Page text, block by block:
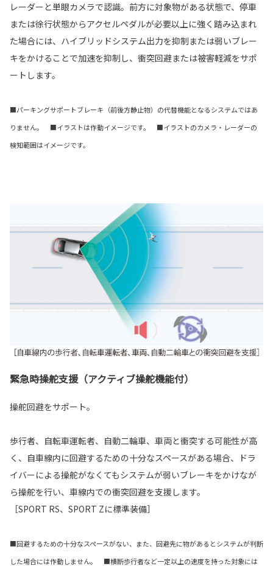
レーダーと単眼カメラで認識。前方に対象物がある状態で、停車
または徐行状態からアクセルペダルが必要以上に強く踏み込まれ
た場合には、ハイブリッドシステム出力を抑制または弱いブレー
キをかけることで加速を抑制し、衝突回避または被害軽減をサポ
ートします。
■パーキングサポートブレーキ（前後方静止物）の代替機能となるシステムではあ
りません。 ■イラストは作動イメージです。 ■イラストのカメラ・レーダーの
検知範囲はイメージです。
緊急時操舵支援（アクティブ操舵機能付）
操舵回避をサポート。
歩行者、自転車運転者、自動二輪車、車両と衝突する可能性が高
く、自車線内に回避するための十分なスペースがある場合、ドラ
イバーによる操舵がなくてもシステムが弱いブレーキをかけなが
ら操舵を行い、車線内での衝突回避を支援します。
［SPORT RS、SPORT Zに標準装備］
■回避するための十分なスペースがない、また、回避先に物があるとシステムが判断
した場合には作動しません。 ■横断歩行者など一定以上の速度を持った対象には